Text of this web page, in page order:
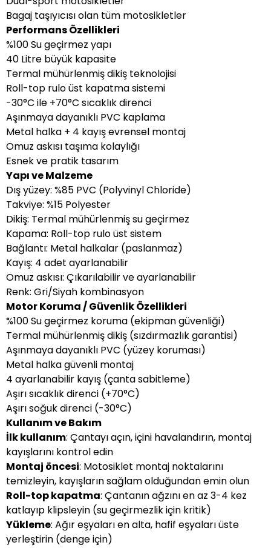
Bagaj taşıyıcısı olan tüm motosikletler
Performans Özellikleri
%100 Su geçirmez yapı
40 Litre büyük kapasite
Termal mühürlenmiş dikiş teknolojisi
Roll-top rulo üst kapatma sistemi
-30°C ile +70°C sıcaklık direnci
Aşınmaya dayanıklı PVC kaplama
Metal halka + 4 kayış evrensel montaj
Omuz askısı taşıma kolaylığı
Esnek ve pratik tasarım
Yapı ve Malzeme
Dış yüzey: %85 PVC (Polyvinyl Chloride)
Takviye: %15 Polyester
Dikiş: Termal mühürlenmiş su geçirmez
Kapama: Roll-top rulo üst sistem
Bağlantı: Metal halkalar (paslanmaz)
Kayış: 4 adet ayarlanabilir
Omuz askısı: Çıkarılabilir ve ayarlanabilir
Renk: Gri/Siyah kombinasyon
Motor Koruma / Güvenlik Özellikleri
%100 Su geçirmez koruma (ekipman güvenliği)
Termal mühürlenmiş dikiş (sızdırmazlık garantisi)
Aşınmaya dayanıklı PVC (yüzey koruması)
Metal halka güvenli montaj
4 ayarlanabilir kayış (çanta sabitleme)
Aşırı sıcaklık direnci (+70°C)
Aşırı soğuk direnci (-30°C)
Kullanım ve Bakım
İlk kullanım: Çantayı açın, içini havalandırın, montaj
kayışlarını kontrol edin
Montaj öncesi: Motosiklet montaj noktalarını
temizleyin, kayışların sağlam olduğundan emin olun
Roll-top kapatma: Çantanın ağzını en az 3-4 kez
katlayıp klipsleyin (su geçirmezlik için kritik)
Yükleme: Ağır eşyaları en alta, hafif eşyaları üste
yerleştirin (denge için)